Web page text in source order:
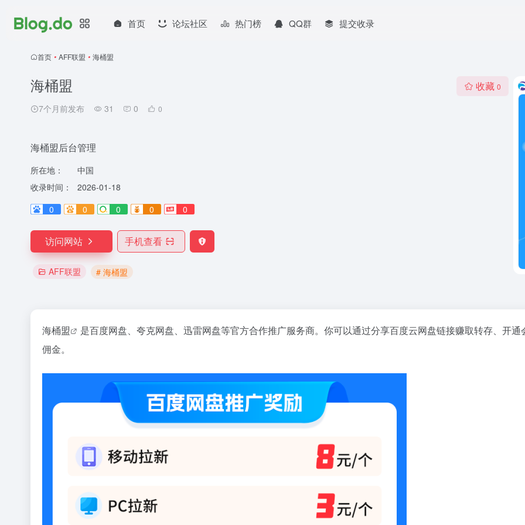
首页 论坛社区 热门榜 QQ群 提交收录
首页 • AFF联盟 • 海桶盟
海桶盟
7个月前发布 31 0 0
收藏 0
海桶盟后台管理
所在地：
中国
收录时间：
2026-01-18
0
0 0 0 0
访问网站 手机查看
AFF联盟 # 海桶盟
海桶盟
是百度网盘、夸克网盘、迅雷网盘等官方合作推广服务商。你可以通过分享百度云网盘链接赚取转存、开通
佣金。